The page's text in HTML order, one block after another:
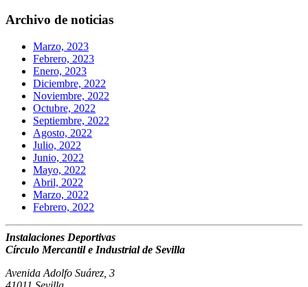
Archivo de noticias
Marzo, 2023
Febrero, 2023
Enero, 2023
Diciembre, 2022
Noviembre, 2022
Octubre, 2022
Septiembre, 2022
Agosto, 2022
Julio, 2022
Junio, 2022
Mayo, 2022
Abril, 2022
Marzo, 2022
Febrero, 2022
Instalaciones Deportivas
Círculo Mercantil e Industrial de Sevilla
Avenida Adolfo Suárez, 3